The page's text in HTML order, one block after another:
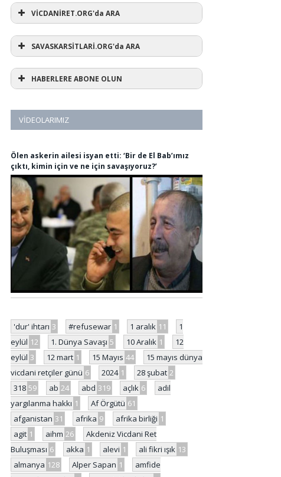
VİCDANİRET.ORG'da ARA
SAVASKARSİTLARİ.ORG'da ARA
HABERLERE ABONE OLUN
VIDEOLARIMIZ
Ölen askerin ailesi isyan etti: ‘Bir de El Bab’ımız
çıktı, kimin için ve ne için savaşıyoruz?’
'dur' ihtarı 3 #refusewar 1 1 aralık 11
1
eylül 12 1. Dünya Savaşı 5 10 Aralık 1
12
eylül 3 12 mart 1 15 Mayıs 44
15 mayıs dünya
vicdani retçiler günü 6 2024 1 28 şubat 2
318 59 ab 24 abd 319 açlık 6
adil
yargılanma hakkı 1 Af Örgütü 61
afganistan 31 afrika 9 afrika birliği 1
agit 1 aihm 26
Akdeniz Vicdani Ret
Buluşması 6 akka 1 alevi 1 ali fikri ışık 13
almanya 128 Alper Sapan 1
amfide